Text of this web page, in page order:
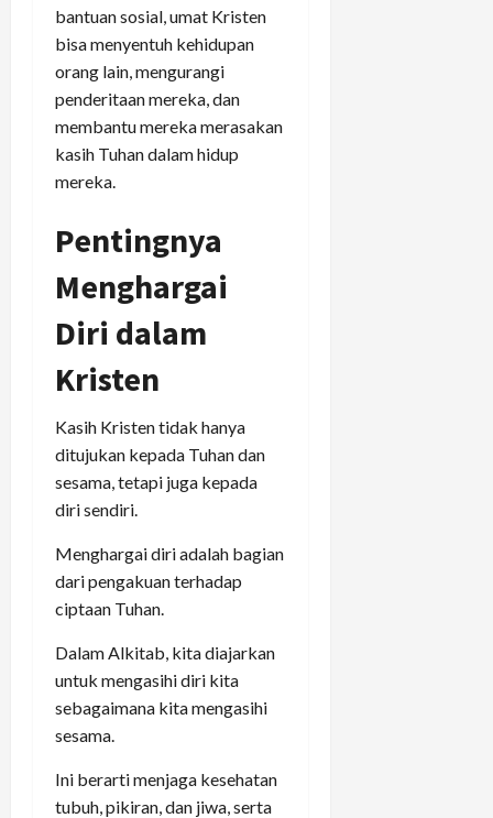
bantuan sosial, umat Kristen
bisa menyentuh kehidupan
orang lain, mengurangi
penderitaan mereka, dan
membantu mereka merasakan
kasih Tuhan dalam hidup
mereka.
Pentingnya
Menghargai
Diri dalam
Kristen
Kasih Kristen tidak hanya
ditujukan kepada Tuhan dan
sesama, tetapi juga kepada
diri sendiri.
Menghargai diri adalah bagian
dari pengakuan terhadap
ciptaan Tuhan.
Dalam Alkitab, kita diajarkan
untuk mengasihi diri kita
sebagaimana kita mengasihi
sesama.
Ini berarti menjaga kesehatan
tubuh, pikiran, dan jiwa, serta